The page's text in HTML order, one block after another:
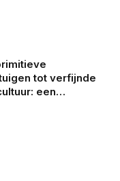
tot verfijnde
een